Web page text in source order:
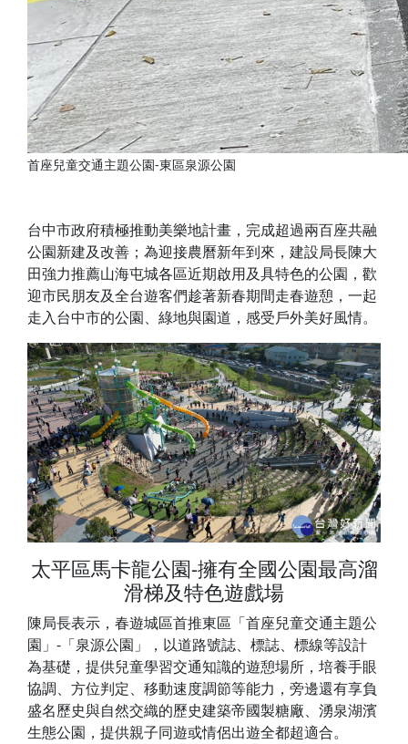
首座兒童交通主題公園-東區泉源公園
台中市政府積極推動美樂地計畫，完成超過兩百座共融
公園新建及改善；為迎接農曆新年到來，建設局長陳大
田強力推薦山海屯城各區近期啟用及具特色的公園，歡
迎市民朋友及全台遊客們趁著新春期間走春遊憩，一起
走入台中市的公園、綠地與園道，感受戶外美好風情。
太平區馬卡龍公園-擁有全國公園最高溜
滑梯及特色遊戲場
陳局長表示，春遊城區首推東區「首座兒童交通主題公
園」-「泉源公園」，以道路號誌、標誌、標線等設計
為基礎，提供兒童學習交通知識的遊憩場所，培養手眼
協調、方位判定、移動速度調節等能力，旁邊還有享負
盛名歷史與自然交織的歷史建築帝國製糖廠、湧泉湖濱
生態公園，提供親子同遊或情侶出遊全都超適合。